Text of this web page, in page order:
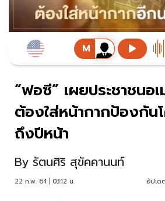
“ฟอซี” เผยประชาชนอ
ต้องใส่หน้ากากป้องกัน
ถึงปีหน้า
By รัตนศิริ สุขัคคานนท์
22 ก.พ. 64 | 03:12 น. อัปเด